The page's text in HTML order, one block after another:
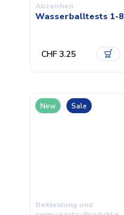
Abzeichen
Wasserballtests 1-8
CHF 3.25
New Sale
Bekleidung und